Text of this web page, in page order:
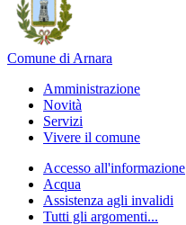
Comune di Arnara
Amministrazione
Novità
Servizi
Vivere il comune
Accesso all'informazione
Acqua
Assistenza agli invalidi
Tutti gli argomenti...